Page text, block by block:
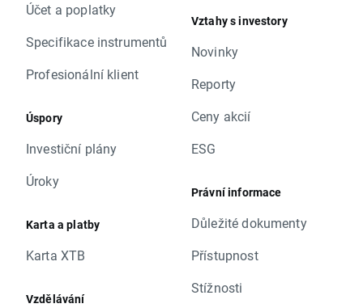
Účet a poplatky
Specifikace instrumentů
Profesionální klient
Úspory
Investiční plány
Úroky
Karta a platby
Karta XTB
Vzdělávání
Vztahy s investory
Novinky
Reporty
Ceny akcií
ESG
Právní informace
Důležité dokumenty
Přístupnost
Stížnosti